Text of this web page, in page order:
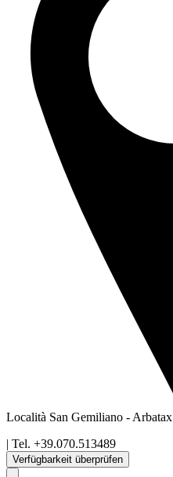
Località San Gemiliano - Arbatax
| Tel. +39.070.513489
Verfügbarkeit überprüfen